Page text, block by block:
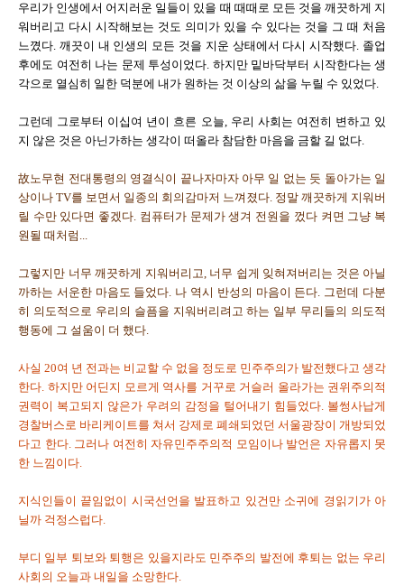
우리가 인생에서 어지러운 일들이 있을 때 때때로 모든 것을 깨끗하게 지
워버리고 다시 시작해보는 것도 의미가 있을 수 있다는 것을 그 때 처음
느꼈다. 깨끗이 내 인생의 모든 것을 지운 상태에서 다시 시작했다. 졸업
후에도 여전히 나는 문제 투성이었다. 하지만 밑바닥부터 시작한다는 생
각으로 열심히 일한 덕분에 내가 원하는 것 이상의 삶을 누릴 수 있었다.
그런데 그로부터 이십여 년이 흐른 오늘, 우리 사회는 여전히 변하고 있
지 않은 것은 아닌가하는 생각이 떠올라 참담한 마음을 금할 길 없다.
故노무현 전대통령의 영결식이 끝나자마자 아무 일 없는 듯 돌아가는 일
상이나 TV를 보면서 일종의 회의감마저 느껴졌다. 정말 깨끗하게 지워버
릴 수만 있다면 좋겠다. 컴퓨터가 문제가 생겨 전원을 껐다 켜면 그냥 복
원될 때처럼...
그렇지만 너무 깨끗하게 지워버리고, 너무 쉽게 잊혀져버리는 것은 아닐
까하는 서운한 마음도 들었다. 나 역시 반성의 마음이 든다. 그런데 다분
히 의도적으로 우리의 슬픔을 지워버리려고 하는 일부 무리들의 의도적
행동에 그 설움이 더 했다.
사실 20여 년 전과는 비교할 수 없을 정도로 민주주의가 발전했다고 생각
한다. 하지만 어딘지 모르게 역사를 거꾸로 거슬러 올라가는 권위주의적
권력이 복고되지 않은가 우려의 감정을 털어내기 힘들었다. 볼썽사납게
경찰버스로 바리케이트를 쳐서 강제로 폐쇄되었던 서울광장이 개방되었
다고 한다. 그러나 여전히 자유민주주의적 모임이나 발언은 자유롭지 못
한 느낌이다.
지식인들이 끝임없이 시국선언을 발표하고 있건만 소귀에 경읽기가 아
닐까 걱정스럽다.
부디 일부 퇴보와 퇴행은 있을지라도 민주주의 발전에 후퇴는 없는 우리
사회의 오늘과 내일을 소망한다.